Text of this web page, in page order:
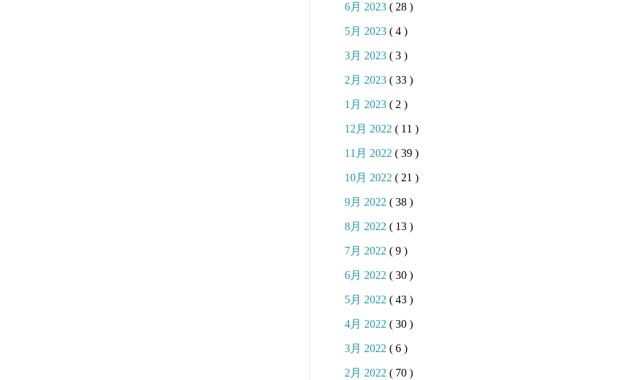
6月 2023 ( 28 )
5月 2023 ( 4 )
3月 2023 ( 3 )
2月 2023 ( 33 )
1月 2023 ( 2 )
12月 2022 ( 11 )
11月 2022 ( 39 )
10月 2022 ( 21 )
9月 2022 ( 38 )
8月 2022 ( 13 )
7月 2022 ( 9 )
6月 2022 ( 30 )
5月 2022 ( 43 )
4月 2022 ( 30 )
3月 2022 ( 6 )
2月 2022 ( 70 )